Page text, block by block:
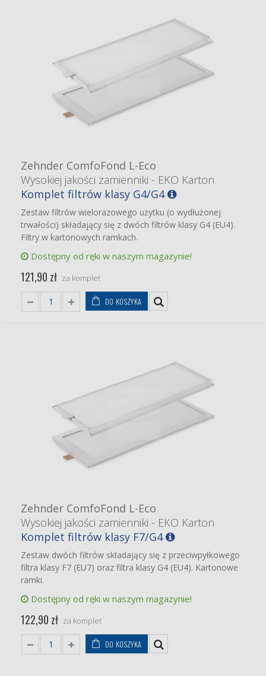
Zehnder ComfoFond L-Eco
Wysokiej jakości zamienniki - EKO Karton
Komplet filtrów klasy G4/G4
Zestaw filtrów wielorazowego użytku (o wydłużonej
trwałości) składający się z dwóch filtrów klasy G4 (EU4).
Filtry w kartonowych ramkach.
Dostępny od ręki w naszym magazynie!
121,90 zł za komplet
DO KOSZYKA
Zehnder ComfoFond L-Eco
Wysokiej jakości zamienniki - EKO Karton
Komplet filtrów klasy F7/G4
Zestaw dwóch filtrów składający się z przeciwpyłkowego
filtra klasy F7 (EU7) oraz filtra klasy G4 (EU4). Kartonowe
ramki.
Dostępny od ręki w naszym magazynie!
122,90 zł za komplet
DO KOSZYKA